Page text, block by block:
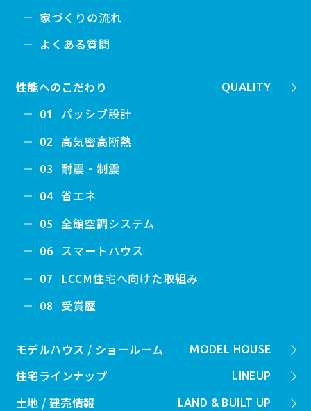
家づくりの流れ
よくある質問
QUALITY
性能へのこだわり
01 パッシブ設計
02 高気密高断熱
03 耐震・制震
04 省エネ
05 全館空調システム
06 スマートハウス
07 LCCM住宅へ向けた取組み
08 受賞歴
MODEL HOUSE
モデルハウス / ショールーム
LINEUP
住宅ラインナップ
LAND & BUILT UP
土地 / 建売情報